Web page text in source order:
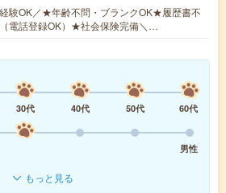
験OK／★年齢不問・ブランクOK★履歴書不
電話登録OK）★社会保険完備＼…
30代 40代 50代
60代
男性
もっと見る